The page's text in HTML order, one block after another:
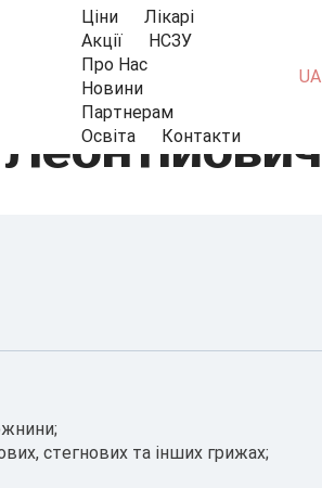
Ціни
Лікарі
Акції
НСЗУ
Про Нас
Новини
Партнерам
Освіта
Контакти
UA
стегнових та інших грижах;